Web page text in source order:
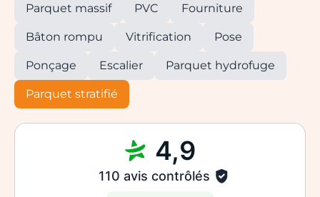
Parquet massif PVC Fourniture
Bâton rompu Vitrification Pose
Ponçage Escalier Parquet hydrofuge
Parquet stratifié
4,9
110 avis contrôlés